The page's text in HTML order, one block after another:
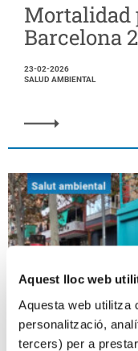
Aquest lloc web
Aquesta web utilitza
personalització,
tercers) per a
Mortalidad
Barcelona
23-02-2026
SALUD AMBIENTAL